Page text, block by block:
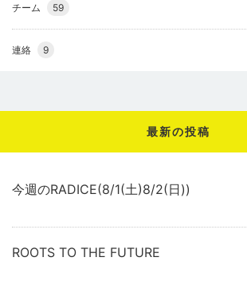
チーム 59
連絡 9
最新の投稿
今週のRADICE(8/1(土)8/2(日))
ROOTS TO THE FUTURE